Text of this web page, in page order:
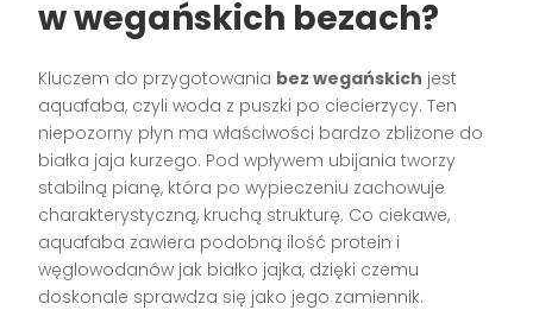
w wegańskich bezach?
Kluczem do przygotowania bez wegańskich jest
aquafaba, czyli woda z puszki po ciecierzycy. Ten
niepozorny płyn ma właściwości bardzo zbliżone do
białka jaja kurzego. Pod wpływem ubijania tworzy
stabilną pianę, która po wypieczeniu zachowuje
charakterystyczną, kruchą strukturę. Co ciekawe,
aquafaba zawiera podobną ilość protein i
węglowodanów jak białko jajka, dzięki czemu
doskonale sprawdza się jako jego zamiennik.